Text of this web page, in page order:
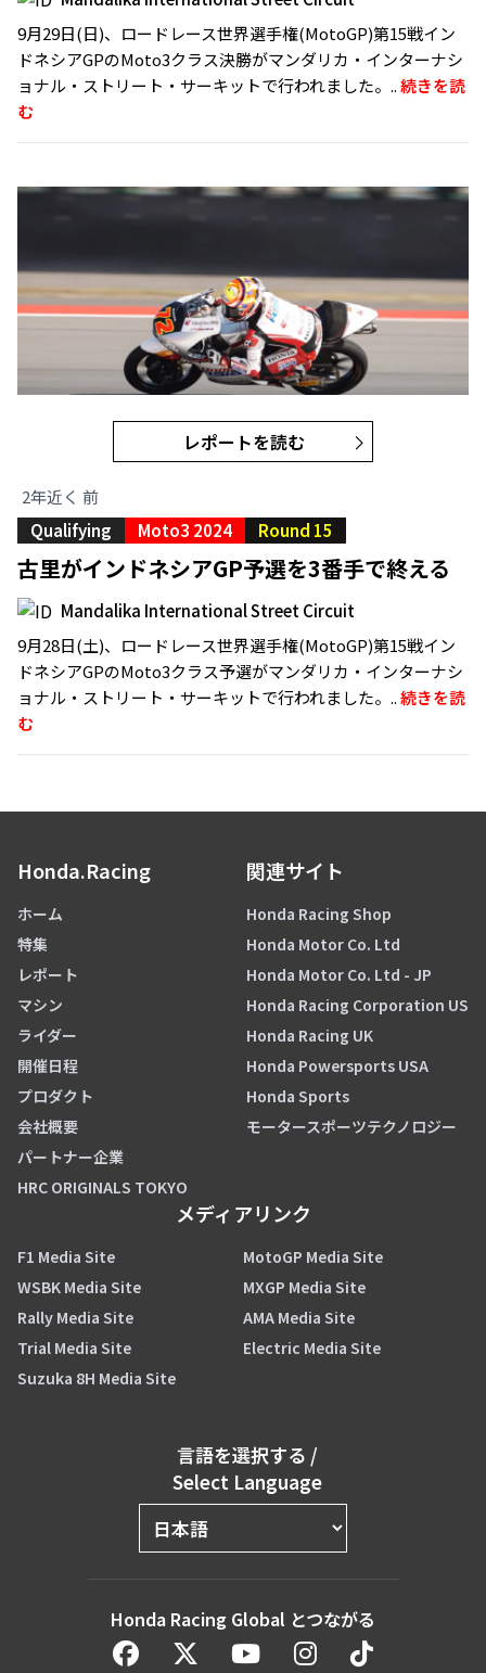
9月29日(日)、ロードレース世界選手権(MotoGP)第15戦イン
ドネシアGPのMoto3クラス決勝がマンダリカ・インターナシ
ョナル・ストリート・サーキットで行われました。..続きを読
む
レポートを読む
2年近く 前
Qualifying
Moto3 2024 Round 15
古里がインドネシアGP予選を3番手で終える
Mandalika International Street Circuit
9月28日(土)、ロードレース世界選手権(MotoGP)第15戦イン
ドネシアGPのMoto3クラス予選がマンダリカ・インターナシ
ョナル・ストリート・サーキットで行われました。..続きを読
む
Honda.Racing
ホーム
特集
レポート
マシン
ライダー
開催日程
プロダクト
会社概要
パートナー企業
HRC ORIGINALS TOKYO
関連サイト
Honda Racing Shop
Honda Motor Co. Ltd
Honda Motor Co. Ltd - JP
Honda Racing Corporation US
Honda Racing UK
Honda Powersports USA
Honda Sports
モータースポーツテクノロジー
メディアリンク
F1 Media Site
MotoGP Media Site
WSBK Media Site
MXGP Media Site
Rally Media Site
AMA Media Site
Trial Media Site
Electric Media Site
Suzuka 8H Media Site
言語を選択する /
Select Language
Honda Racing Global とつながる